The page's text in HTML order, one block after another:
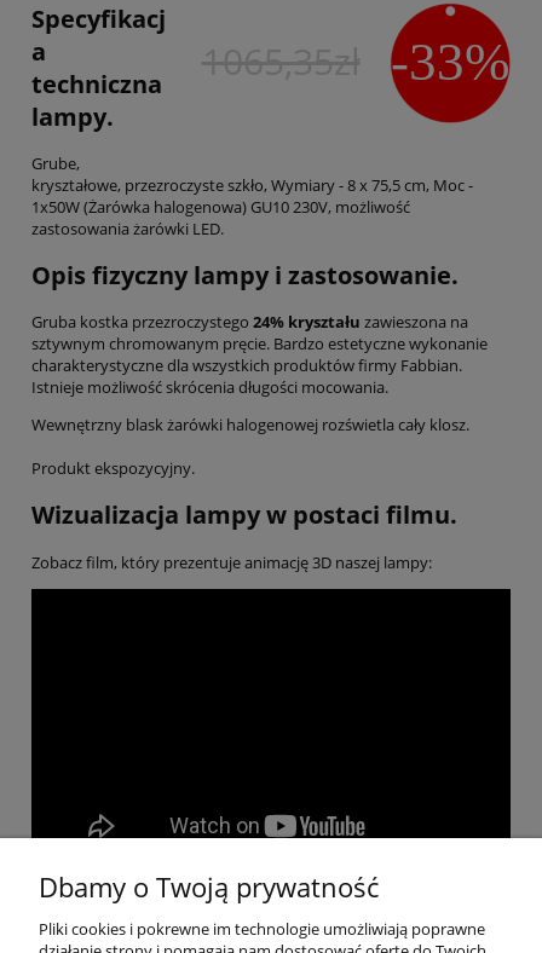
-33%
1065,35zł
Specyfikacj
a
techniczna
lampy.
Grube,
kryształowe, przezroczyste szkło, Wymiary - 8 x 75,5 cm, Moc -
1x50W (Żarówka halogenowa) GU10 230V, możliwość
zastosowania żarówki LED.
Opis fizyczny lampy i zastosowanie.
Gruba kostka przezroczystego 24% kryształu zawieszona na
sztywnym chromowanym pręcie. Bardzo estetyczne wykonanie
charakterystyczne dla wszystkich produktów firmy Fabbian.
Istnieje możliwość skrócenia długości mocowania.
Wewnętrzny blask żarówki halogenowej rozświetla cały klosz.
Produkt ekspozycyjny.
Wizualizacja lampy w postaci filmu.
Zobacz film, który prezentuje animację 3D naszej lampy:
Pomoc
Dbamy o Twoją prywatność
Pliki cookies i pokrewne im technologie umożliwiają poprawne